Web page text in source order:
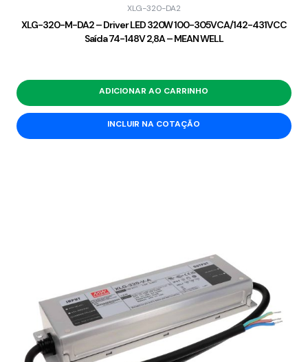
XLG-320-DA2
XLG-320-M-DA2 – Driver LED 320W 100-305VCA/142-431VCC
Saída 74-148V 2,8A – MEAN WELL
ADICIONAR AO CARRINHO
INCLUIR NA COTAÇÃO